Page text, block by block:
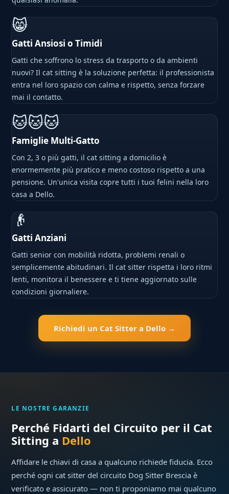
😸
Gatti Ansiosi o Timidi
Gatti che soffrono lo stress da trasporto o da ambienti
nuovi? Il cat sitting è la soluzione perfetta: il professionista
entra nel loro spazio con calma e rispetto, senza forzare
mai il contatto.
🐱🐱🐱
Famiglie Multi-Gatto
Con 2, 3 o più gatti, il cat sitting a domicilio è
enormemente più pratico e meno costoso rispetto a una
pensione. Un'unica visita copre tutti i tuoi felini nella loro
casa a Dello.
👴
Gatti Anziani
Gatti senior con mobilità ridotta, problemi renali o
semplicemente abitudinari. Il cat sitter rispetta i loro ritmi
lenti, monitora il benessere e ti tiene aggiornato sulle
condizioni giornaliere.
Richiedi un Cat Sitter a Dello →
LE NOSTRE GARANZIE
Perché Fidarti del Circuito per il Cat
Sitting a Dello
Affidare le chiavi di casa a qualcuno richiede fiducia. Ecco
perché ogni cat sitter del circuito Dog Sitter Brescia è
verificato e assicurato — non ti proponiamo mai qualcuno